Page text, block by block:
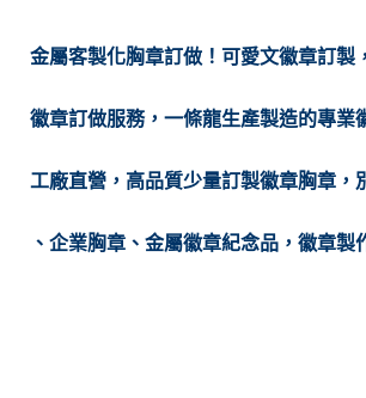
金屬客製化胸章訂做！可愛文徽章訂製
徽章訂做服務，一條龍生產製造的專業
工廠直營，高品質少量訂製徽章胸章，
、企業胸章、金屬徽章紀念品，徽章